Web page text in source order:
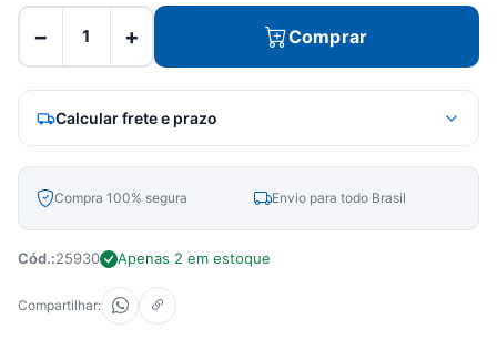
− + Comprar
Calcular frete e prazo
Compra 100% segura Envio para todo Brasil
Cód.:25930 Apenas 2 em estoque
Compartilhar: